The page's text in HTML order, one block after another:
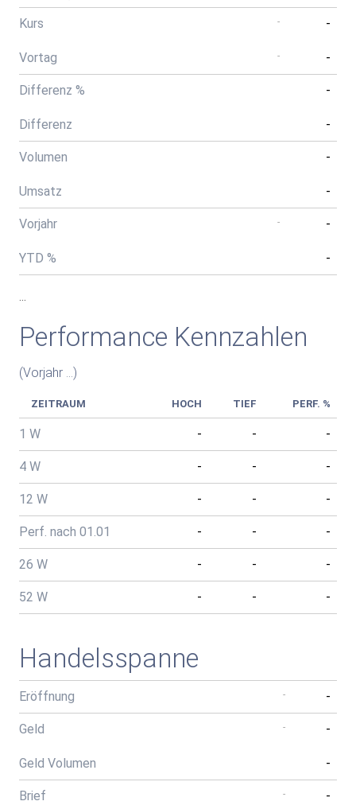
Kurs - -
Vortag - -
Differenz % -
Differenz -
Volumen -
Umsatz -
Vorjahr - -
YTD % -
...
Performance Kennzahlen
(Vorjahr ...)
ZEITRAUM HOCH TIEF PERF. %
1 W - - -
4 W - - -
12 W - - -
Perf. nach 01.01 - - -
26 W - - -
52 W - - -
Handelsspanne
Eröffnung - -
Geld - -
Geld Volumen -
Brief - -